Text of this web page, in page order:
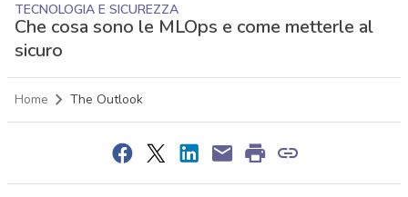
TECNOLOGIA E SICUREZZA
Che cosa sono le MLOps e come metterle al
sicuro
Home The Outlook